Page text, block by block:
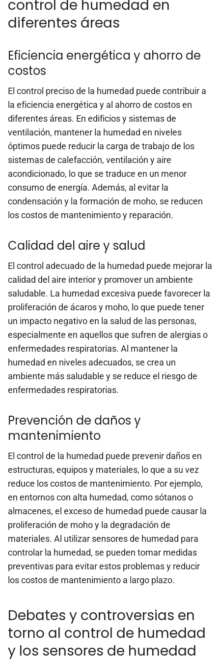
control de humedad en
diferentes áreas
Eficiencia energética y ahorro de
costos
El control preciso de la humedad puede contribuir a
la eficiencia energética y al ahorro de costos en
diferentes áreas. En edificios y sistemas de
ventilación, mantener la humedad en niveles
óptimos puede reducir la carga de trabajo de los
sistemas de calefacción, ventilación y aire
acondicionado, lo que se traduce en un menor
consumo de energía. Además, al evitar la
condensación y la formación de moho, se reducen
los costos de mantenimiento y reparación.
Calidad del aire y salud
El control adecuado de la humedad puede mejorar la
calidad del aire interior y promover un ambiente
saludable. La humedad excesiva puede favorecer la
proliferación de ácaros y moho, lo que puede tener
un impacto negativo en la salud de las personas,
especialmente en aquellos que sufren de alergias o
enfermedades respiratorias. Al mantener la
humedad en niveles adecuados, se crea un
ambiente más saludable y se reduce el riesgo de
enfermedades respiratorias.
Prevención de daños y
mantenimiento
El control de la humedad puede prevenir daños en
estructuras, equipos y materiales, lo que a su vez
reduce los costos de mantenimiento. Por ejemplo,
en entornos con alta humedad, como sótanos o
almacenes, el exceso de humedad puede causar la
proliferación de moho y la degradación de
materiales. Al utilizar sensores de humedad para
controlar la humedad, se pueden tomar medidas
preventivas para evitar estos problemas y reducir
los costos de mantenimiento a largo plazo.
Debates y controversias en
torno al control de humedad
y los sensores de humedad